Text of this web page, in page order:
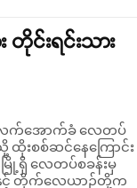
တိုင်းရင်းသား
လက်အောက်ခံ လေတပ်
ထိုးစစ်ဆင်နေကြောင်း
းနှင့် တိုက်လေယာဉ်တို့က